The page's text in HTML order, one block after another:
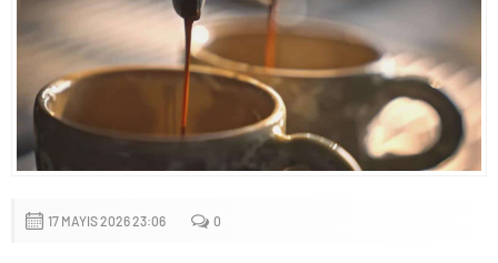
Sığacık’tan güçlü mesaj: “Deniz bizim, Sığacık hepimizin”
Maltepe’de çocuklar kitapların renkli dünyasında buluştu
17 MAYIS 2026 23:06 0